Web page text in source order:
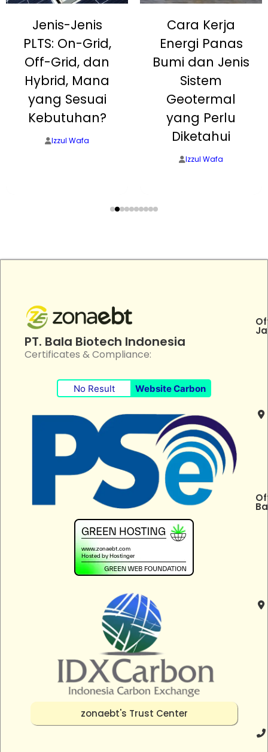
Jenis-Jenis
PLTS: On-Grid,
Off-Grid, dan
Hybrid, Mana
yang Sesuai
Kebutuhan?
Izzul Wafa
Cara Kerja
Energi Panas
Bumi dan Jenis
Sistem
Geotermal
yang Perlu
Diketahui
Izzul Wafa
PT. Bala Biotech Indonesia
Certificates & Compliance:
No Result Website Carbon
zonaebt's Trust Center